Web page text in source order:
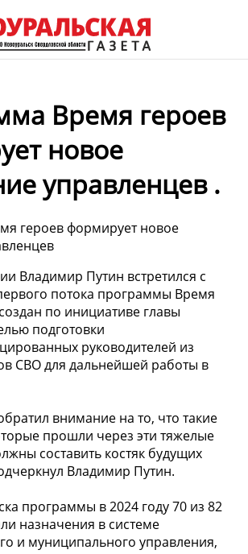
Время героев
новое
управленцев .
героев формирует новое
Владимир Путин встретился с
потока программы Время
по инициативе главы
подготовки
руководителей из
СВО для дальнейшей работы в
внимание на то, что такие
прошли через эти тяжелые
составить костяк будущих
Владимир Путин.
программы в 2024 году 70 из 82
назначения в системе
и муниципального управления,